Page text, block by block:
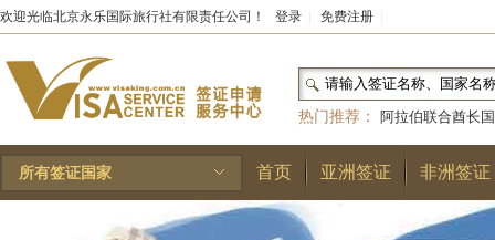
欢迎光临北京永乐国际旅行社有限责任公司！ 登录 免费注册
热门推荐：
阿拉伯联合酋长国
和国|布基纳法索|巴勒斯坦
林王国|安道尔公国|
所有签证国家 首页 亚洲签证 非洲签证